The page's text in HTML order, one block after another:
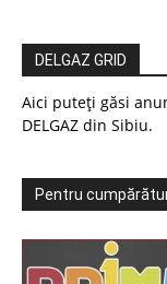
DELGAZ GRID
Aici puteți găsi
DELGAZ din Sibiu.
Pentru